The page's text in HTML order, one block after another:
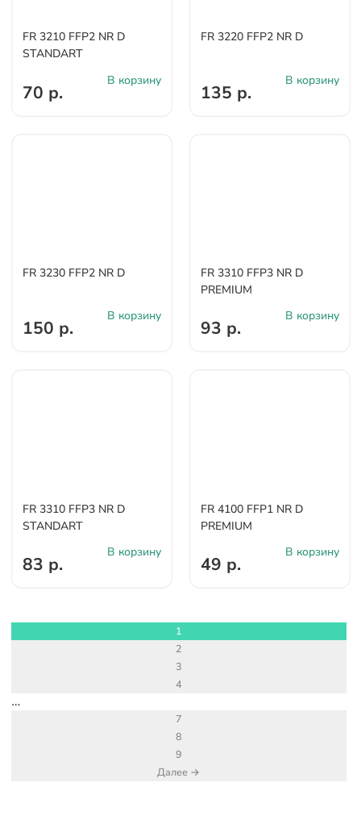
FR 3210 FFP2 NR D
STANDART
70 р.
В корзину
FR 3220 FFP2 NR D
135 р.
В корзину
FR 3230 FFP2 NR D
150 р.
В корзину
FR 3310 FFP3 NR D
PREMIUM
93 р.
В корзину
FR 3310 FFP3 NR D
STANDART
83 р.
В корзину
FR 4100 FFP1 NR D
PREMIUM
49 р.
В корзину
1
2
3
4
…
7
8
9
Далее →